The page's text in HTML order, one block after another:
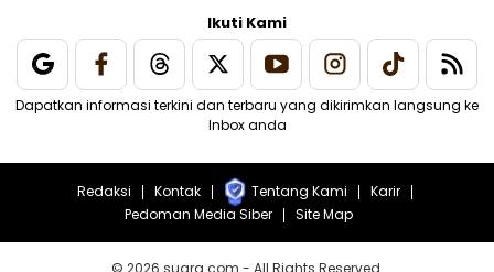
Ikuti Kami
Dapatkan informasi terkini dan terbaru yang dikirimkan langsung ke
Inbox anda
Redaksi Kontak Tentang Kami
Karir
Pedoman Media Siber
Site Map
© 2026 suara.com - All Rights Reserved.